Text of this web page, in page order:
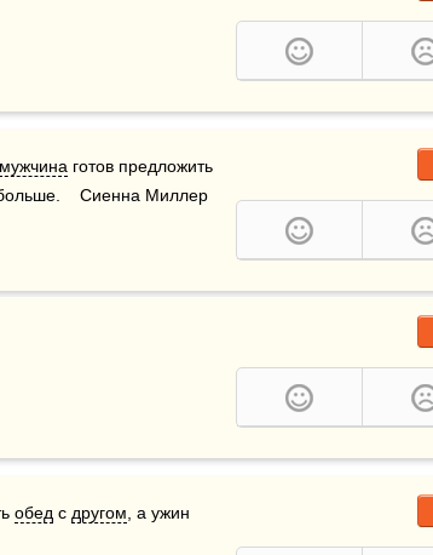
мужчина готов предложить
Сиенна Миллер
обед с другом , а ужин